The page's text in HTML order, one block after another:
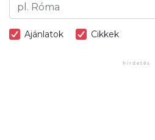
Ajánlatok Cikkek